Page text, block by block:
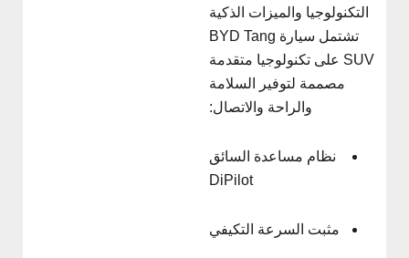
التكنولوجيا والميزات الذكية
تشتمل سيارة BYD Tang
SUV على تكنولوجيا متقدمة
مصممة لتوفير السلامة
والراحة والاتصال:
نظام مساعدة السائق
DiPilot
مثبت السرعة التكيفي